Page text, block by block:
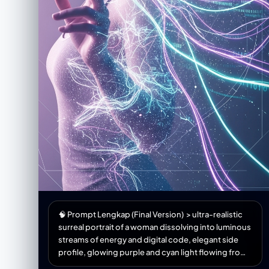
🧠 Prompt Lengkap (Final Version) > ultra-realistic
surreal portrait of a woman dissolving into luminous
streams of energy and digital code, elegant side
profile, glowing purple and cyan light flowing from
her body, ethereal data particles surrounding her,